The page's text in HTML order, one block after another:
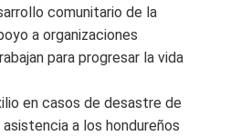
comunitario de la
a organizaciones
para progresar la vida
en casos de desastre de
asistencia a los hondureños